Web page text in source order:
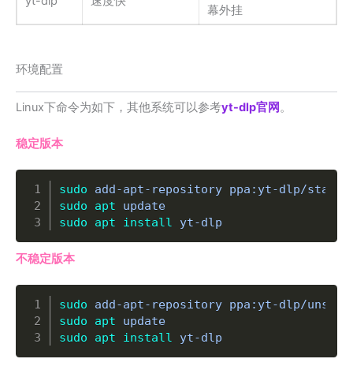
幕外挂
环境配置
Linux下命令为如下，其他系统可以参考yt-dlp官网。
稳定版本
sudo add-apt-repository ppa:yt-dlp/
sudo
apt
sudo
apt install yt-
Copy
不稳定版本
sudo add-apt-repository ppa:yt-dlp/
sudo
apt
sudo
apt install yt-